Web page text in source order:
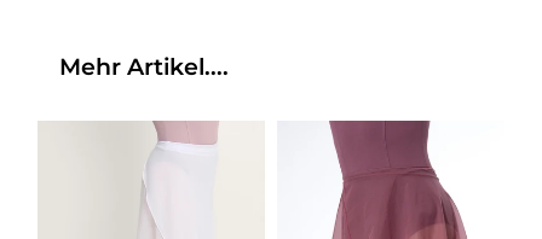
Mehr Artikel....